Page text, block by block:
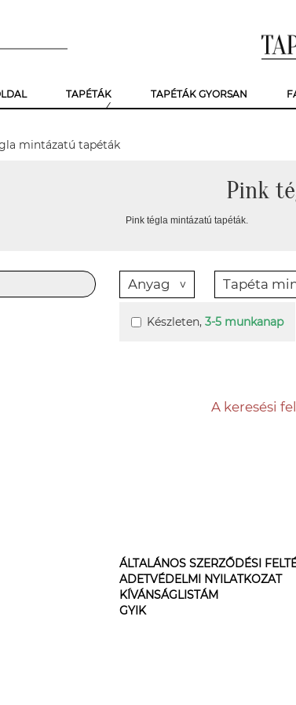
TAPÉTÁK TAPÉTÁK GYORSAN
mintázatú tapéták
Pink
Pink tégla mintázatú tapéták.
Anyag Tapéta
Készleten, 3-5 munkanap
A keresési
ÁLTALÁNOS SZERZŐDÉSI
ADETVÉDELMI NYILATKOZAT
KÍVÁNSÁGLISTÁM
GYIK